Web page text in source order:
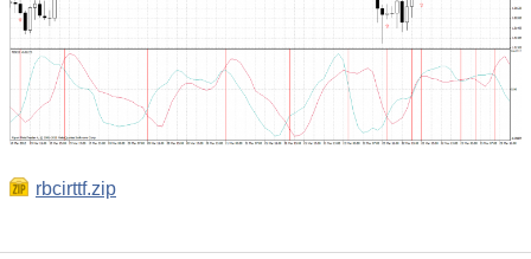
rbcirttf.zip